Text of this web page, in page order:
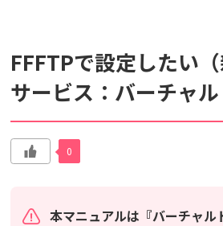
すべて
サポート情報
よ
動画マニュアル
個人情報保護のため、お名前や連絡先、会員
サイト内検索について
FFFTPで設定したい
サービス：バーチャル
0
本マニュアルは『バーチャル